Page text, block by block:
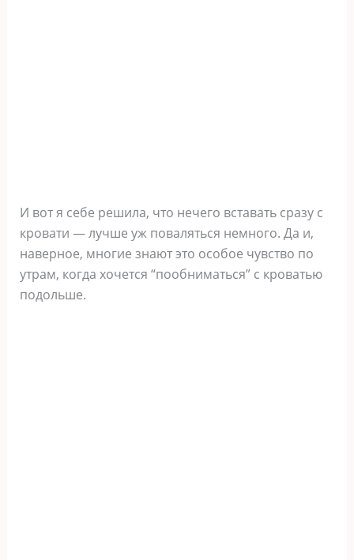
И вот я себе решила, что нечего вставать сразу с
кровати — лучше уж поваляться немного. Да и,
наверное, многие знают это особое чувство по
утрам, когда хочется “пообниматься” с кроватью
подольше.